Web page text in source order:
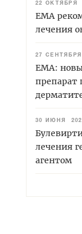
22 ОКТЯБРЯ
ЕМА
лечения
27
ЕМА:
препарат
30 ИЮНЯ
лечения
агентом